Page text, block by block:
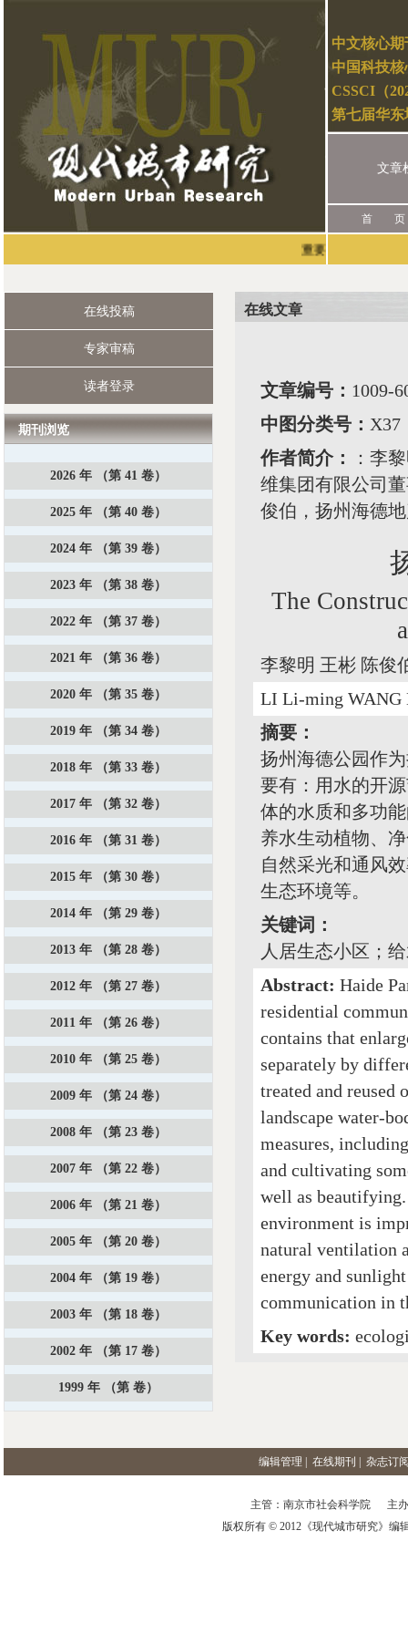
中文核心期
中国科技核
CSSCI（
第七届华
文章
首 页
重要声明：本刊唯
在线文章
文章编号： 1009-
中图分类号：
作者简介：
：李
维集团有限公司
俊伯，扬州海德
The
李黎明 王彬 陈俊
LI Li-ming WANG
摘要：
扬州海德公园作
要有：用水的开
体的水质和多功
养水生动植物、
自然采光和通风
生态环境等。
关键词：
人居生态小区；
Abstract: Haide
residential
contains that
separately by
treated and
landscape water-
measures,
and cultivating
well as
environment is
natural ventilation
energy and
communication in
Key words:
在线投稿
专家审稿
读者登录
期刊浏览
2026 年 （第 41 卷）
2025 年 （第 40 卷）
2024 年 （第 39 卷）
2023 年 （第 38 卷）
2022 年 （第 37 卷）
2021 年 （第 36 卷）
2020 年 （第 35 卷）
2019 年 （第 34 卷）
2018 年 （第 33 卷）
2017 年 （第 32 卷）
2016 年 （第 31 卷）
2015 年 （第 30 卷）
2014 年 （第 29 卷）
2013 年 （第 28 卷）
2012 年 （第 27 卷）
2011 年 （第 26 卷）
2010 年 （第 25 卷）
2009 年 （第 24 卷）
2008 年 （第 23 卷）
2007 年 （第 22 卷）
2006 年 （第 21 卷）
2005 年 （第 20 卷）
2004 年 （第 19 卷）
2003 年 （第 18 卷）
2002 年 （第 17 卷）
1999 年 （第 卷）
编辑管理 在线期刊 杂志订
主管：南京市社会科学院 主
版权所有 © 2012《现代城市研究》编